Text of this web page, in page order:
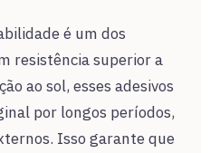
é um dos
resistência superior a
ao sol, esses adesivos
por longos períodos,
Isso garante que